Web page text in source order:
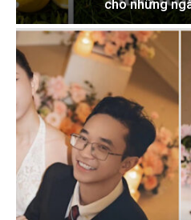
cho những